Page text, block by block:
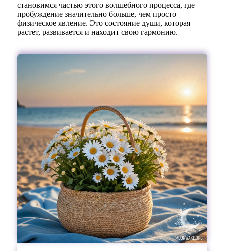
становимся частью этого волшебного процесса, где
пробуждение значительно больше, чем просто
физическое явление. Это состояние души, которая
растет, развивается и находит свою гармонию.